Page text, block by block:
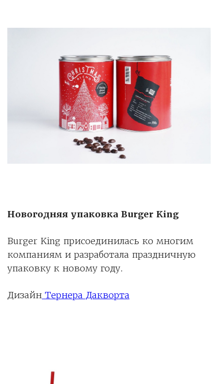
Новогодняя упаковка Burger King
Burger King присоединилась ко многим
компаниям и разработала праздничную
упаковку к новому году.
Дизайн Тернера Дакворта